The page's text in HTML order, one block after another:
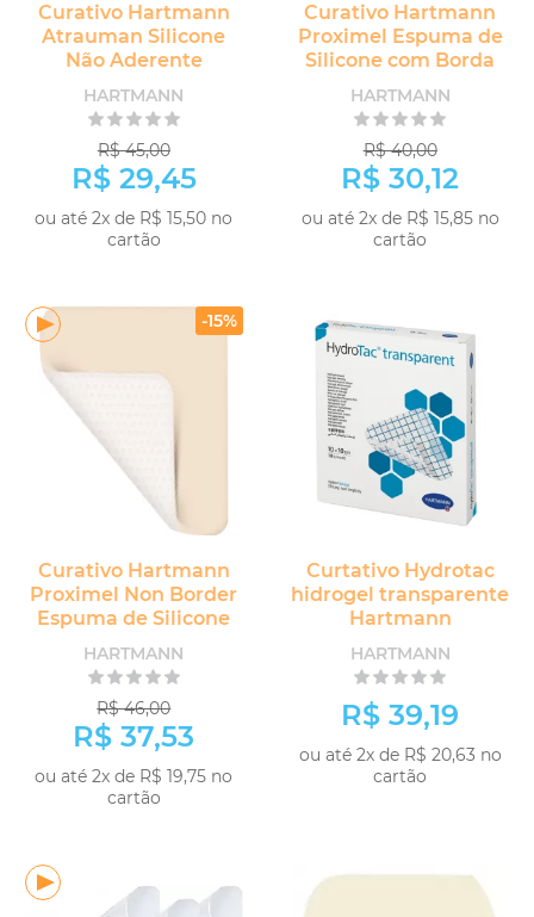
Curativo Hartmann
Atrauman Silicone
Não Aderente
HARTMANN
R$ 45,00
R$ 29,45
ou até 2x de R$ 15,50 no
cartão
Curativo Hartmann
Proximel Espuma de
Silicone com Borda
HARTMANN
R$ 40,00
R$ 30,12
ou até 2x de R$ 15,85 no
cartão
-15%
Curativo Hartmann
Proximel Non Border
Espuma de Silicone
HARTMANN
R$ 46,00
R$ 37,53
ou até 2x de R$ 19,75 no
cartão
Curtativo Hydrotac
hidrogel transparente
Hartmann
HARTMANN
R$ 39,19
ou até 2x de R$ 20,63 no
cartão